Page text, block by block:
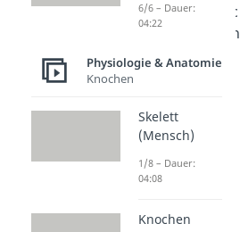
Geschlec
htsorgan
e Frau
Dauer: 04:25
Geschlec
htsorgan
e Mann
6/6 – Dauer:
04:22
Physiologie & Anatomie
Knochen
Skelett
(Mensch)
1/8 – Dauer:
04:08
Knochen